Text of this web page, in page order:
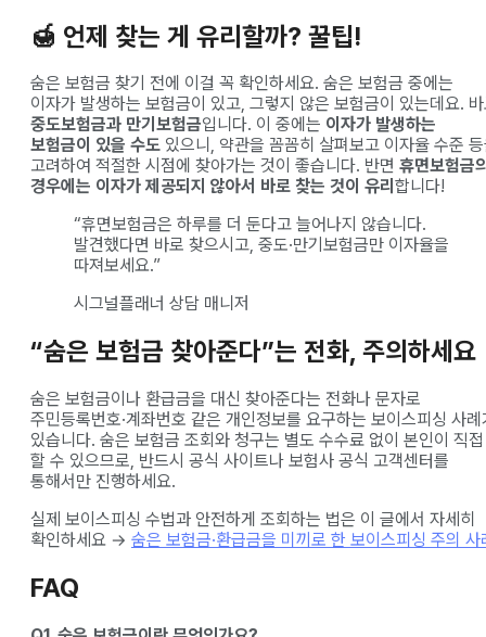
🍯 언제 찾는 게 유리할까? 꿀팁!
숨은 보험금 찾기 전에 이걸 꼭 확인하세요. 숨은 보험금 중에는
이자가 발생하는 보험금이 있고, 그렇지 않은 보험금이 있는데요.
중도보험금과 만기보험금입니다. 이 중에는 이자가 발생하는
보험금이 있을 수도 있으니, 약관을 꼼꼼히 살펴보고 이자율 수준
고려하여 적절한 시점에 찾아가는 것이 좋습니다. 반면 휴면보험금
경우에는 이자가 제공되지 않아서 바로 찾는 것이 유리 합니다!
“휴면보험금은 하루를 더 둔다고 늘어나지 않습니다.
발견했다면 바로 찾으시고, 중도·만기보험금만 이자율을
따져보세요.”
시그널플래너 상담 매니저
“숨은 보험금 찾아준다”는 전화, 주의하세요
숨은 보험금이나 환급금을 대신 찾아준다는 전화나 문자로
주민등록번호·계좌번호 같은 개인정보를 요구하는 보이스피싱 사례
있습니다. 숨은 보험금 조회와 청구는 별도 수수료 없이 본인이 직접
할 수 있으므로, 반드시 공식 사이트나 보험사 공식 고객센터를
통해서만 진행하세요.
실제 보이스피싱 수법과 안전하게 조회하는 법은 이 글에서 자세히
확인하세요 → 숨은 보험금·환급금을 미끼로 한 보이스피싱 주의 사
FAQ